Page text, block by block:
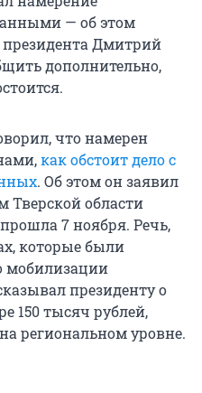
— об этом
президента Дмитрий
дополнительно,
что намерен
как обстоит дело с
. Об этом он заявил
Тверской области
7 ноября. Речь,
которые были
президенту о
150 тысяч рублей,
региональном уровне.